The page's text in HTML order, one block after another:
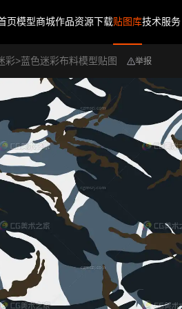
页模型商城作品资源下载贴图库技术服务
彩>蓝色迷彩布料模型贴图 举报